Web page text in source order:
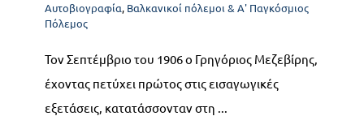
Πόλεμος
Αυτοβιογραφία, Βαλκανικοί πόλεμοι & Α' Παγκόσμιος
Πόλεμος
Τον Σεπτέμβριο του 1906 ο Γρηγόριος Μεζεβίρης,
έχοντας πετύχει πρώτος στις εισαγωγικές
εξετάσεις, κατατάσσονταν στη ...